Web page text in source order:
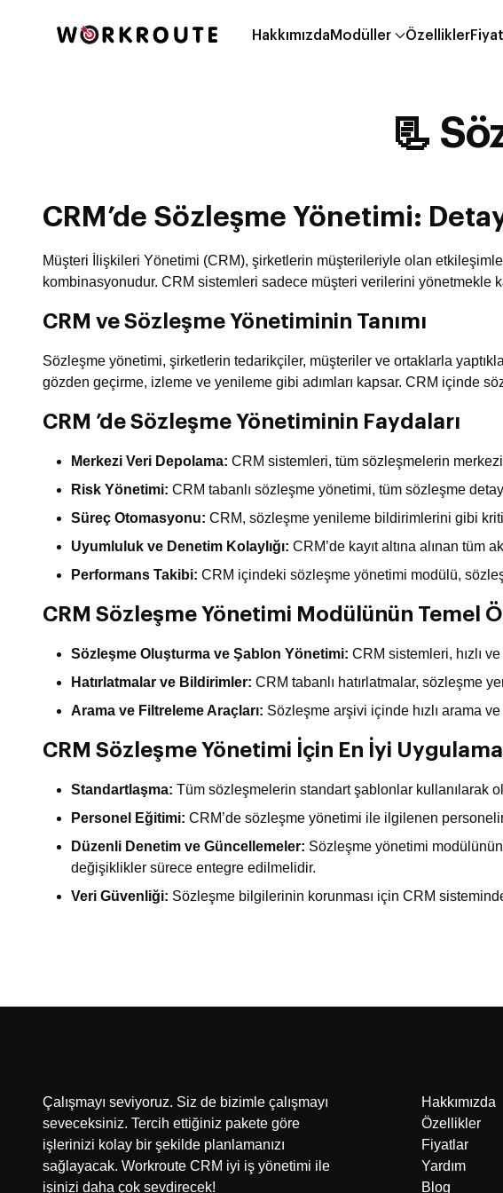
Hakkımızda Modüller Özellikler
📃
CRM’de Sözleşme Yönetimi:
Müşteri İlişkileri Yönetimi (CRM), şirketlerin müşterileriyle olan
kombinasyonudur. CRM sistemleri sadece müşteri verilerini yönetmekle
CRM ve Sözleşme Yönetiminin Tanımı
Sözleşme yönetimi, şirketlerin tedarikçiler, müşteriler ve ortaklarla
gözden geçirme, izleme ve yenileme gibi adımları kapsar. CRM içinde
CRM ’de Sözleşme Yönetiminin Faydaları
Merkezi Veri Depolama: CRM sistemleri, tüm sözleşmelerin
Risk Yönetimi: CRM tabanlı sözleşme yönetimi, tüm sözleşme
Süreç Otomasyonu: CRM, sözleşme yenileme bildirimlerini gibi
Uyumluluk ve Denetim Kolaylığı: CRM’de kayıt altına alınan tüm
Performans Takibi: CRM içindeki sözleşme yönetimi modülü,
CRM Sözleşme Yönetimi Modülünün Temel
Sözleşme Oluşturma ve Şablon Yönetimi: CRM sistemleri, hızlı
Hatırlatmalar ve Bildirimler: CRM tabanlı hatırlatmalar, sözleşme
Arama ve Filtreleme Araçları: Sözleşme arşivi içinde hızlı arama
CRM Sözleşme Yönetimi İçin En İyi
Standartlaşma: Tüm sözleşmelerin standart şablonlar kullanılarak
Personel Eğitimi: CRM’de sözleşme yönetimi ile ilgilenen
Düzenli Denetim ve Güncellemeler: Sözleşme yönetimi
değişiklikler sürece entegre edilmelidir.
Veri Güvenliği: Sözleşme bilgilerinin korunması için CRM
Çalışmayı seviyoruz. Siz de bizimle çalışmayı
seveceksiniz. Tercih ettiğiniz pakete göre
işlerinizi kolay bir şekilde planlamanızı
sağlayacak. Workroute CRM iyi iş yönetimi ile
işinizi daha çok sevdirecek!
Hakkımızda
Özellikler
Fiyatlar
Yardım
Blog